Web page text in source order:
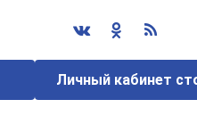
Личный кабинет